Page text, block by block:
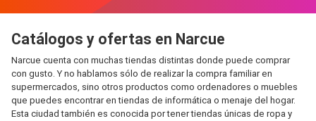
Catálogos y ofertas en Narcue
Narcue cuenta con muchas tiendas distintas donde puede comprar
con gusto. Y no hablamos sólo de realizar la compra familiar en
supermercados, sino otros productos como ordenadores o muebles
que puedes encontrar en tiendas de informática o menaje del hogar.
Esta ciudad también es conocida por tener tiendas únicas de ropa y